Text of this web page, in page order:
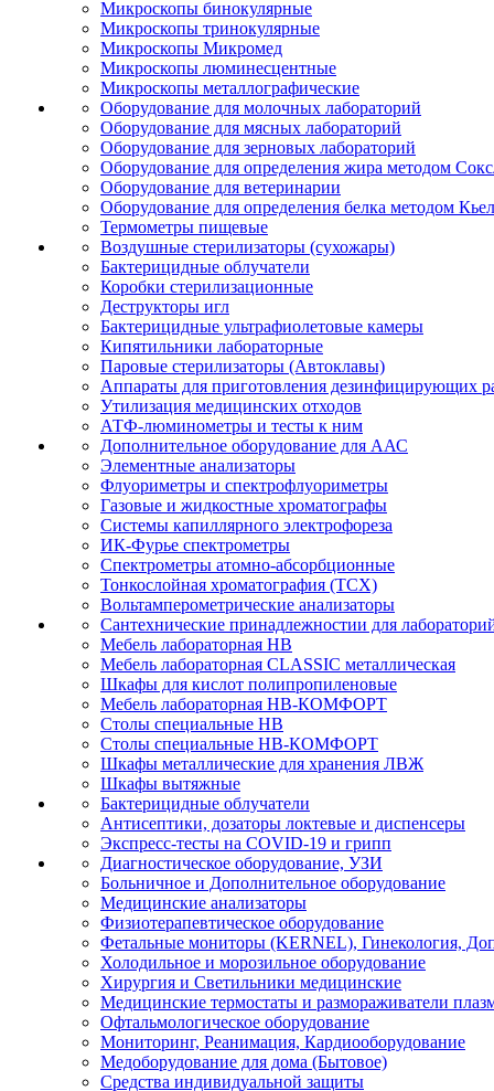
Микроскопы бинокулярные
Микроскопы тринокулярные
Микроскопы Микромед
Микроскопы люминесцентные
Микроскопы металлографические
Оборудование для молочных лабораторий
Оборудование для мясных лабораторий
Оборудование для зерновых лабораторий
Оборудование для определения жира методом
Оборудование для ветеринарии
Оборудование для определения белка методом
Термометры пищевые
Воздушные стерилизаторы (сухожары)
Бактерицидные облучатели
Коробки стерилизационные
Деструкторы игл
Бактерицидные ультрафиолетовые камеры
Кипятильники лабораторные
Паровые стерилизаторы (Автоклавы)
Аппараты для приготовления дезинфицирующих
Утилизация медицинских отходов
АТФ-люминометры и тесты к ним
Дополнительное оборудование для ААС
Элементные анализаторы
Флуориметры и спектрофлуориметры
Газовые и жидкостные хроматографы
Системы капиллярного электрофореза
ИК-Фурье спектрометры
Спектрометры атомно-абсорбционные
Тонкослойная хроматография (ТСХ)
Вольтамперометрические анализаторы
Сантехнические принадлежностии для
Мебель лабораторная НВ
Мебель лабораторная CLASSIC металлическая
Шкафы для кислот полипропиленовые
Мебель лабораторная НВ-КОМФОРТ
Столы специальные НВ
Столы специальные НВ-КОМФОРТ
Шкафы металлические для хранения ЛВЖ
Шкафы вытяжные
Бактерицидные облучатели
Антисептики, дозаторы локтевые и диспенсеры
Экспресс-тесты на COVID-19 и грипп
Диагностическое оборудование, УЗИ
Больничное и Дополнительное оборудование
Медицинские анализаторы
Физиотерапевтическое оборудование
Фетальные мониторы (KERNEL), Гинекология,
Холодильное и морозильное оборудование
Хирургия и Светильники медицинские
Медицинские термостаты и размораживатели
Офтальмологическое оборудование
Мониторинг, Реанимация, Кардиооборудование
Медоборудование для дома (Бытовое)
Средства индивидуальной защиты